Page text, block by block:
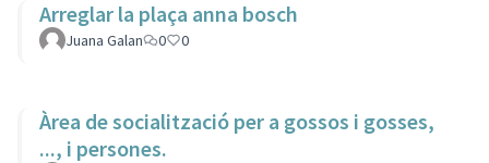
Arreglar la plaça anna bosch
Juana Galan 0 0
Àrea de socialització per a gossos i gosses,
..., i persones.